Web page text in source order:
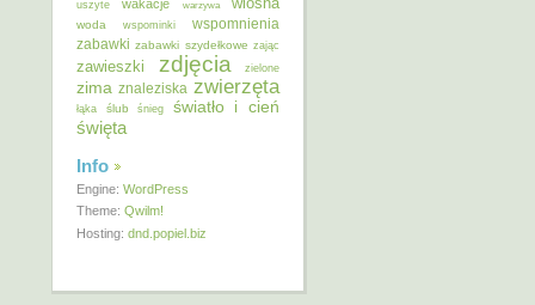
uszyte wakacje warzywa
woda wspominki
wspomnienia
zabawki zabawki szydełkowe zając
zawieszki zdjęcia zielone
zima znaleziska zwierzęta
łąka ślub śnieg światło i cień
święta
Info
Engine: WordPress
Theme: Qwilm!
Hosting: dnd.popiel.biz